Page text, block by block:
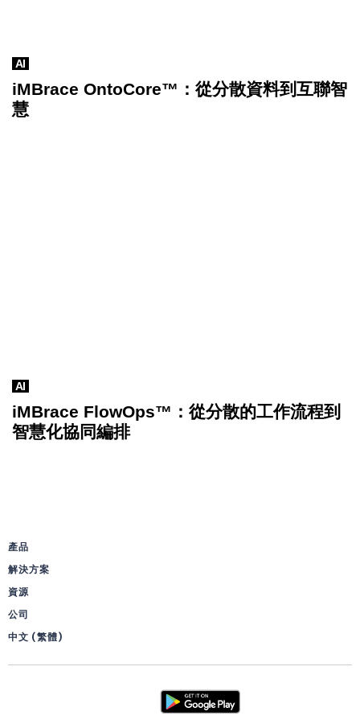
AI
iMBrace OntoCore™：從分散資料到互聯智
慧
AI
iMBrace FlowOps™：從分散的工作流程到
智慧化協同編排
產品
解決方案
資源
公司
中文 (繁體)